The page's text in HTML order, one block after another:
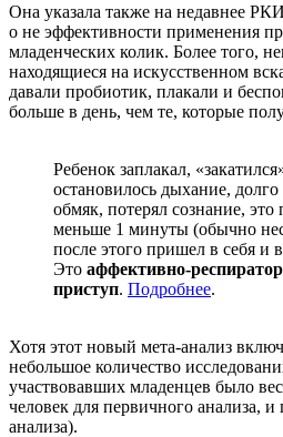
Она указала также на недавнее
о не эффективности применения
младенческих колик. Более того,
находящиеся на искусственном
давали пробиотик, плакали и
больше в день, чем те, которые
Ребенок заплакал,
остановилось дыхание,
обмяк, потерял сознание, это
меньше 1 минуты (обычно
после этого пришел в себя и
Это аффективно-
приступ. Подробнее.
Хотя этот новый мета-анализ
небольшое количество
участвовавших младенцев было
человек для первичного анализа,
анализа).